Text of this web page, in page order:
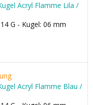
Acryl Flamme Lila /
G - Kugel: 06 mm
Acryl Flamme Blau /